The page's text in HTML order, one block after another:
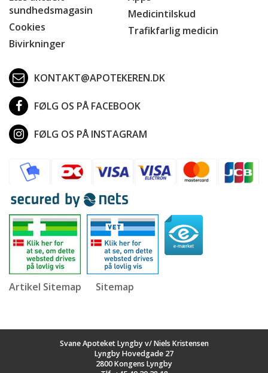
sundhedsmagasin
Cookies
Bivirkninger
Medicintilskud
Trafikfarlig medicin
KONTAKT@APOTEKEREN.DK
FØLG OS PÅ FACEBOOK
FØLG OS PÅ INSTAGRAM
Artikel Sitemap Sitemap
Svane Apoteket Lyngby v/ Niels Kristensen
Lyngby Hovedgade 27
2800 Kongens Lyngby